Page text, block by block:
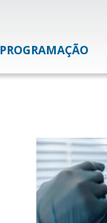
PROGRAMAÇÃO